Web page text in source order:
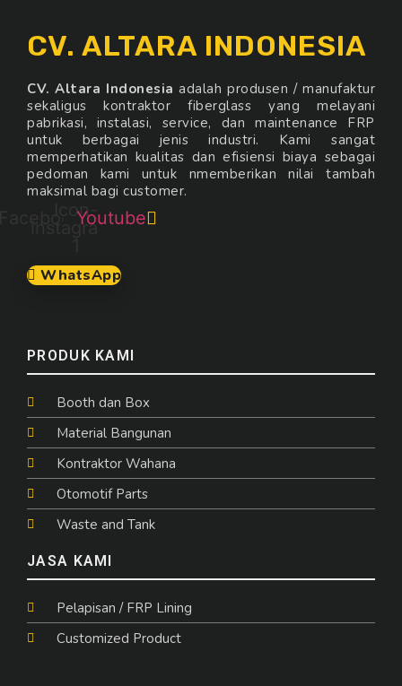
CV. ALTARA INDONESIA
CV. Altara Indonesia adalah produsen / manufaktur
sekaligus kontraktor fiberglass yang melayani
pabrikasi, instalasi, service, dan maintenance FRP
untuk berbagai jenis industri. Kami sangat
memperhatikan kualitas dan efisiensi biaya sebagai
pedoman kami untuk nmemberikan nilai tambah
maksimal bagi customer.
Icon-
instagram-
Youtube
WhatsApp
PRODUK KAMI
Booth dan Box
Material Bangunan
Kontraktor Wahana
Otomotif Parts
Waste and Tank
JASA KAMI
Pelapisan / FRP Lining
Customized Product